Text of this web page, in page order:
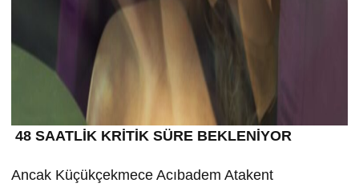
48 SAATLİK KRİTİK SÜRE BEKLENİYOR
Ancak Küçükçekmece Acıbadem Atakent